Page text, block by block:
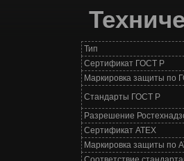
Тип
Сертификат ГОСТ Р
Маркировка защиты по
Стандарты ГОСТ Р
Разрешение
Сертификат АТЕХ
Маркировка защиты по